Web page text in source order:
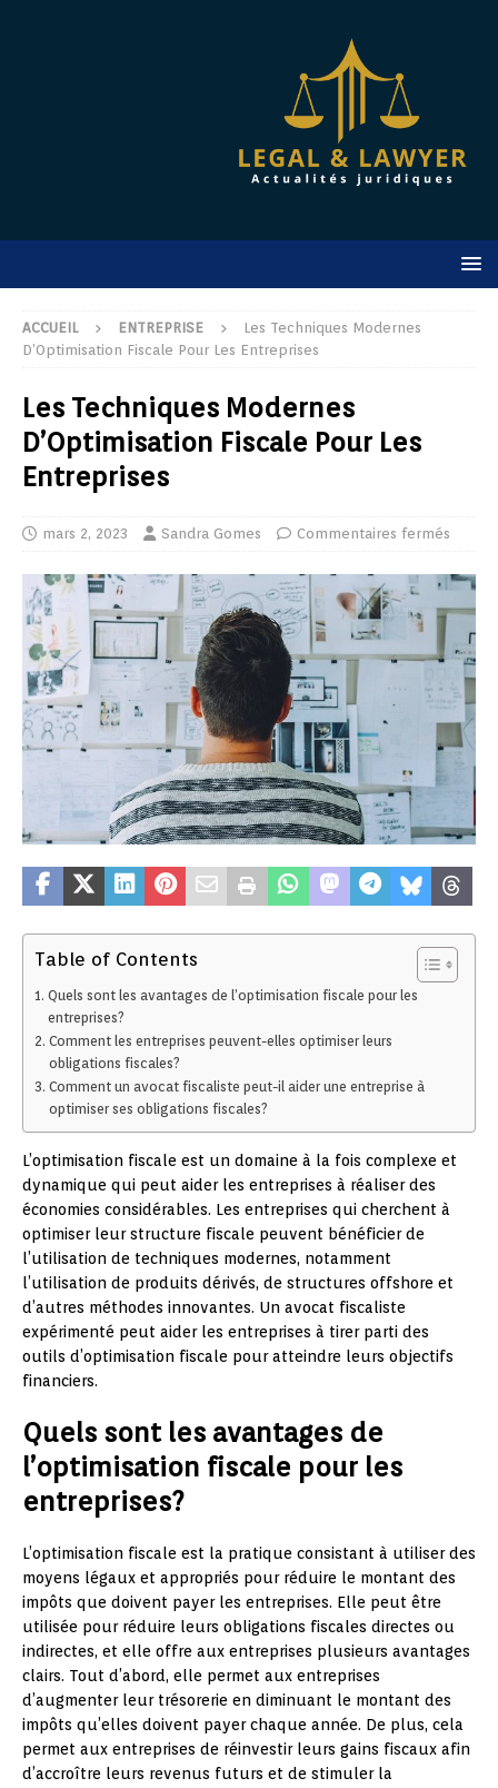
ACCUEIL ENTREPRISE
Les Techniques Modernes
D’Optimisation Fiscale Pour Les Entreprises
Les Techniques Modernes
D’Optimisation Fiscale Pour Les
Entreprises
mars 2, 2023 Sandra Gomes Commentaires fermés
Table of Contents
Quels sont les avantages de l’optimisation fiscale pour les
entreprises?
Comment les entreprises peuvent-elles optimiser leurs
obligations fiscales?
Comment un avocat fiscaliste peut-il aider une entreprise à
optimiser ses obligations fiscales?
L’optimisation fiscale est un domaine à la fois complexe et
dynamique qui peut aider les entreprises à réaliser des
économies considérables. Les entreprises qui cherchent à
optimiser leur structure fiscale peuvent bénéficier de
l’utilisation de techniques modernes, notamment
l’utilisation de produits dérivés, de structures offshore et
d’autres méthodes innovantes. Un avocat fiscaliste
expérimenté peut aider les entreprises à tirer parti des
outils d’optimisation fiscale pour atteindre leurs objectifs
financiers.
Quels sont les avantages de
l’optimisation fiscale pour les
entreprises?
L’optimisation fiscale est la pratique consistant à utiliser des
moyens légaux et appropriés pour réduire le montant des
impôts que doivent payer les entreprises. Elle peut être
utilisée pour réduire leurs obligations fiscales directes ou
indirectes, et elle offre aux entreprises plusieurs avantages
clairs. Tout d’abord, elle permet aux entreprises
d’augmenter leur trésorerie en diminuant le montant des
impôts qu’elles doivent payer chaque année. De plus, cela
permet aux entreprises de réinvestir leurs gains fiscaux afin
d’accroître leurs revenus futurs et de stimuler la